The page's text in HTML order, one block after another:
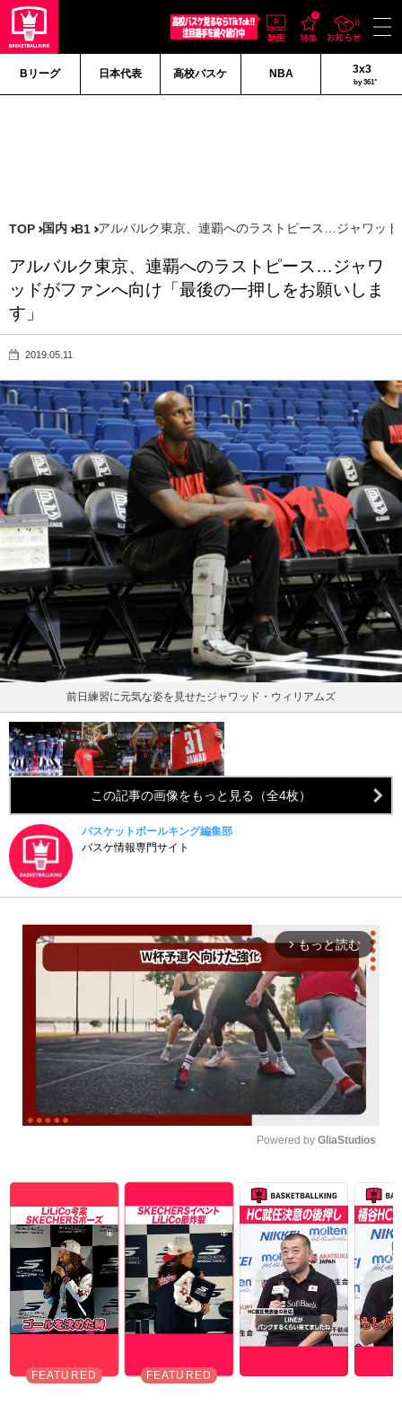
Bリーグ 日本代表 高校バスケ NBA 3x3
by 361°
TOP 国内 B1 アルバルク東京、連覇へのラストピース…ジャワッ
アルバルク東京、連覇へのラストピース…ジャワ
ッドがファンへ向け「最後の一押しをお願いしま
す」
2019.05.11
前日練習に元気な姿を見せたジャワッド・ウィリアムズ
この記事の画像をもっと見る（全4枚）
バスケットボールキング編集部
バスケ情報専門サイト
arrow_forward_ios もっと読む
Powered by GliaStudios